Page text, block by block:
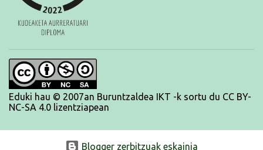
Eduki hau © 2007an Buruntzaldea IKT -k sortu du CC BY-
NC-SA 4.0 lizentziapean
Blogger zerbitzuak eskainia